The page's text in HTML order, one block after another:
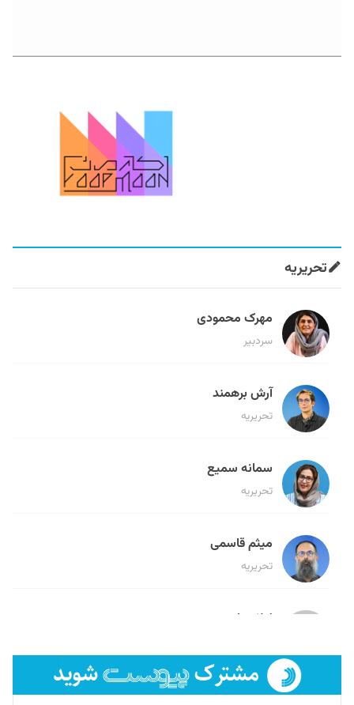
تحریریه
مهرک محمودی
سردبیر
آرش برهمند
تحریریه
سمانه سمیع
تحریریه
میثم قاسمی
تحریریه
لیلا حنارود
فائزه فتحی رستمی